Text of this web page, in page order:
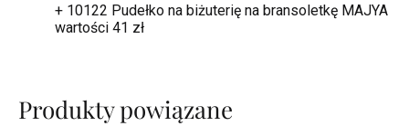
+ 10122 Pudełko na biżuterię na bransoletkę MAJYA
wartości 41 zł
Produkty powiązane